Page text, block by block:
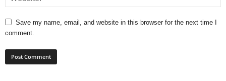
Save my name, email, and website in this browser for the next time I
comment.